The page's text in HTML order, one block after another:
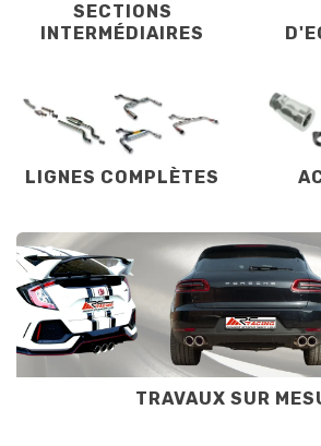
SECTIONS
INTERMÉDIAIRES
LIGNES COMPLÈTES
TRAVAUX SUR